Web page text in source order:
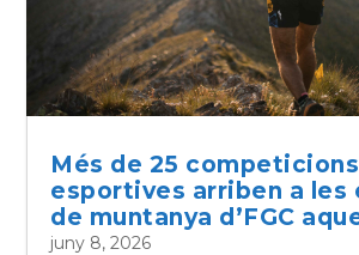
Més de 25 competicions
esportives arriben a les
de muntanya d’FGC
juny 8, 2026